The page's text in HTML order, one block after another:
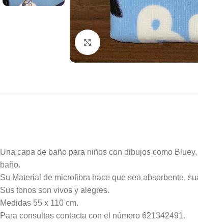
Haga clic para ampliar
Una capa de baño para niños con dibujos como
baño.
Su Material de microfibra hace que sea absorbente,
Sus tonos son vivos y alegres.
Medidas 55 x 110 cm.
Para consultas contacta con el número 621342491.